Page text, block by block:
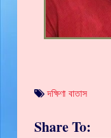
দক্ষিণা বাতাস
Share To: